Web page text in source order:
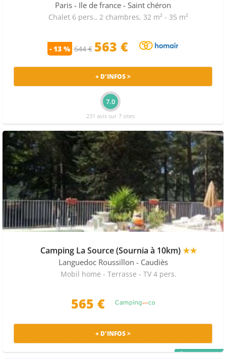
Paris - Ile de france - Saint chéron
Chalet 6 pers., 2 chambres, 32 m² - 35 m²
- 13 % 644 € 563 €
+ D'INFOS >
7.0
231 avis sur 7 sites
Camping La Source (Sournia à 10km)★★
Languedoc Roussillon - Caudiès
Mobil home - Terrasse - TV 4 pers.
565 €
+ D'INFOS >